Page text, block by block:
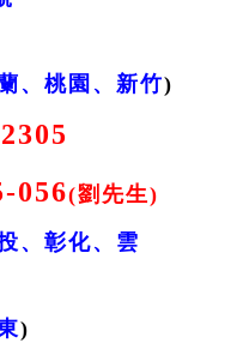
、桃園、新竹)
056(劉先生)
、彰化、雲
)